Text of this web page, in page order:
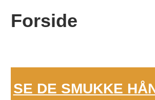
Forside
SE DE SMUKKE